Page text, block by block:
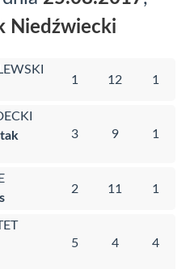
Niedźwiecki
1 12 1
3 9 1
2 11 1
5 4 4